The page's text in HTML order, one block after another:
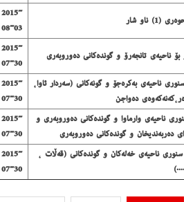
ناو شار
2015-
08-03
بۆ ناحیه‌ی تانجه‌رۆ و گونده‌كانی ده‌وروبه‌ری
2015-
07-30
ناحیه‌ی به‌كره‌جۆ و گونه‌كانی (سه‌ردار ئاوا،
ده‌واجن
2015-
07-30
ناحیه‌ی وارماوا و گونده‌كانی ده‌وروبه‌ری و
و گونده‌كانی ده‌وروبه‌ری
2015-
07-30
سنوری ناحیه‌ی خه‌له‌كان و گونده‌كانی (قه‌ڵات ،
2015-
07-30